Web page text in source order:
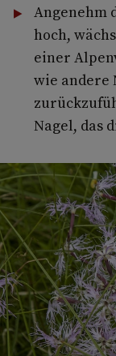
Angenehm
hoch,
einer
wie andere
Nagel, das